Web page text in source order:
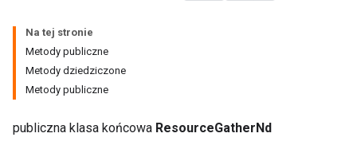
Na tej stronie
Metody publiczne
Metody dziedziczone
Metody publiczne
publiczna klasa końcowa ResourceGatherNd